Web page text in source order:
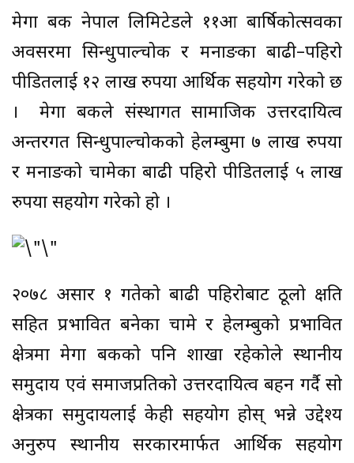
मेगा बैंक नेपाल लिमिटेडले ११औं बार्षिकोत्सवका
अवसरमा सिन्धुपाल्चोक र मनाङका बाढी–पहिरो
पीडितलाई १२ लाख रुपैंया आर्थिक सहयोग गरेको छ
। मेगा बैंकले संस्थागत सामाजिक उत्तरदायित्व
अन्तरगत सिन्धुपाल्चोकको हेलम्बुमा ७ लाख रुपैंया
र मनाङको चामेका बाढी पहिरो पीडितलाई ५ लाख
रुपैंया सहयोग गरेको हो ।
२०७८ असार १ गतेको बाढी पहिरोबाट ठूलो क्षति
सहित प्रभावित बनेका चामे र हेलम्बुको प्रभावित
क्षेत्रमा मेगा बैंकको पनि शाखा रहेकोले स्थानीय
समुदाय एवं समाजप्रतिको उत्तरदायित्व बहन गर्दै सो
क्षेत्रका समुदायलाई केही सहयोग होस् भन्ने उद्देश्य
अनुरुप स्थानीय सरकारमार्फत आर्थिक सहयोग